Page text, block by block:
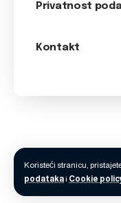
Koristeći stranicu,
podatakai Cookie
Privatnost
Kontakt